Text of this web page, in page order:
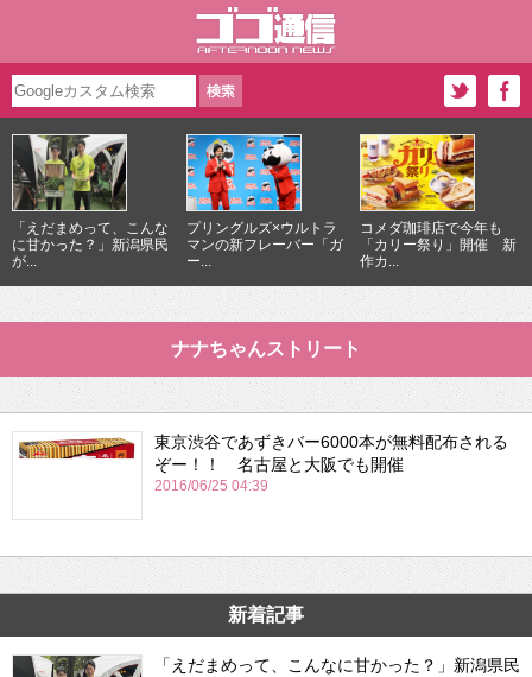
「えだまめって、こんな
に甘かった？」新潟県民
が...
プリングルズ×ウルトラ
マンの新フレーバー「ガ
ー...
コメダ珈琲店で今年も
「カリー祭り」開催 新
作カ...
ナナちゃんストリート
東京渋谷であずきバー6000本が無料配布される
ぞー！！ 名古屋と大阪でも開催
2016/06/25 04:39
新着記事
「えだまめって、こんなに甘かった？」新潟県民